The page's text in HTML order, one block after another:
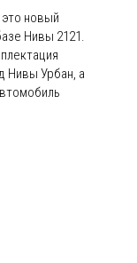
это новый
Нивы 2121.
Нивы Урбан, а